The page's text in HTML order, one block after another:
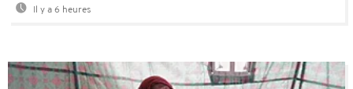
Il y a 6 heures